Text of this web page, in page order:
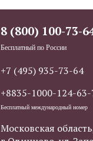
8 (800) 100-73-
Бесплатный по России
+7 (495) 935-73-64
+8835-1000-124-63-
Бесплатный международный номер
Московская